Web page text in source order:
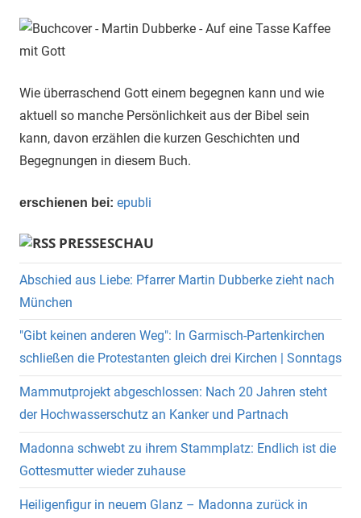
Wie überraschend Gott einem begegnen kann und wie
aktuell so manche Persönlichkeit aus der Bibel sein
kann, davon erzählen die kurzen Geschichten und
Begegnungen in diesem Buch.
erschienen bei: epubli
PRESSESCHAU
Abschied aus Liebe: Pfarrer Martin Dubberke zieht nach
München
"Gibt keinen anderen Weg": In Garmisch-Partenkirchen
schließen die Protestanten gleich drei Kirchen | Sonntags
Mammutprojekt abgeschlossen: Nach 20 Jahren steht
der Hochwasserschutz an Kanker und Partnach
Madonna schwebt zu ihrem Stammplatz: Endlich ist die
Gottesmutter wieder zuhause
Heiligenfigur in neuem Glanz – Madonna zurück in